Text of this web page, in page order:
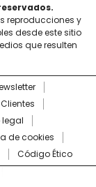
reproducciones y
desde este sitio
que resulten
legal
de cookies
Código Ético